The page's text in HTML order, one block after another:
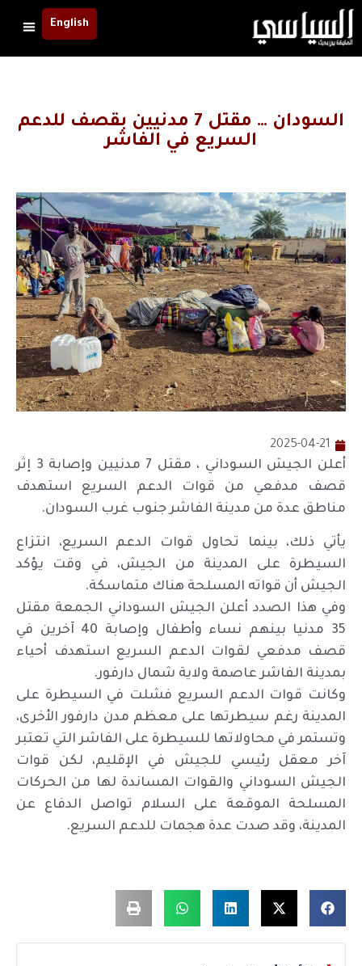
English
السودان … مقتل 7 مدنيين بقصف للدعم
السريع في الفاشر
2025-04-21
أعلن الجيش السوداني ، مقتل 7 مدنيين وإصابة 3 إثر
قصف مدفعي من قوات الدعم السريع استهدف
مناطق عدة من مدينة الفاشر جنوب غرب السودان.
يأتي ذلك، بينما تحاول قوات الدعم السريع، انتزاع
السيطرة على المدينة من الجيش، في وقت يؤكد
الجيش أن قواته المسلحة هناك متماسكة.
وفي هذا الصدد أعلن الجيش السوداني الجمعة مقتل
35 مدنيا بينهم نساء وأطفال وإصابة 40 آخرين في
قصف مدفعي لقوات الدعم السريع استهدف أحياء
بمدينة الفاشر عاصمة ولاية شمال دارفور.
وكانت قوات الدعم السريع فشلت في السيطرة على
المدينة رغم سيطرتها على معظم مدن دارفور الأخرى،
وتستمر في محاولاتها للسيطرة على الفاشر التي تعتبر
آخر معقل رئيسي للجيش في الإقليم، لكن قوات
الجيش السوداني والقوات المساندة لها من الحركات
المسلحة الموقعة على السلام تواصل الدفاع عن
المدينة، وقد صدت عدة هجمات للدعم السريع.